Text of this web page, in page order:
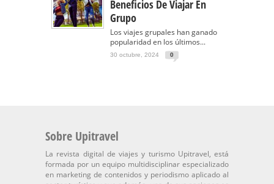
Beneficios De Viajar En
Grupo
Los viajes grupales han ganado
popularidad en los últimos...
30 octubre, 2024 0
Sobre Upitravel
La revista digital de viajes y turismo Upitravel, está
formada por un equipo multidisciplinar especializado
en marketing de contenidos y periodismo aplicado al